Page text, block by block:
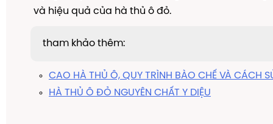
và hiệu quả của hà thủ ô đỏ.
tham khảo thêm:
CAO HÀ THỦ Ô, QUY TRÌNH BÀO CHẾ VÀ CÁCH
HÀ THỦ Ô ĐỎ NGUYÊN CHẤT Y DIỆU